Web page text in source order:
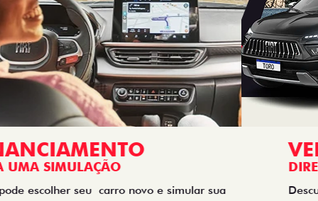
VENDAS
DIRETAS
Descubra as melhores soluções e descontos em um novo